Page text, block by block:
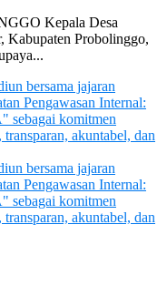
Kepala Desa
Kabupaten Probolinggo,